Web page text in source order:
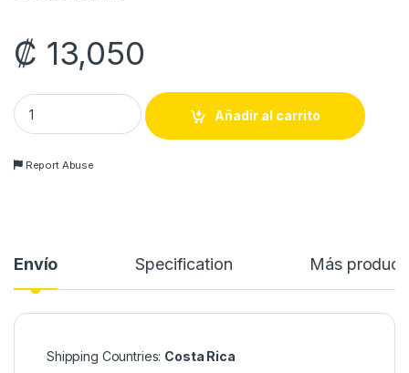
₡ 13,050
SOMBRA LOOK BOOK SHIMMER quantity
Añadir al carrito
Report Abuse
Envío Specification Más
Shipping Countries: Costa Rica